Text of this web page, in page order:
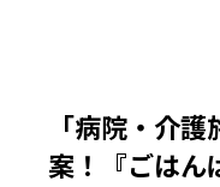
「病院・介
案！『ごはん